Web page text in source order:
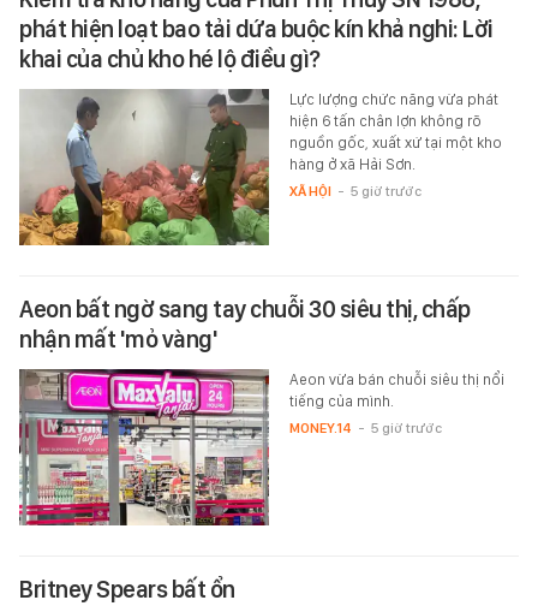
phát hiện loạt bao tải dứa buộc kín khả nghi: Lời
khai của chủ kho hé lộ điều gì?
Lực lượng chức năng vừa phát
hiện 6 tấn chân lợn không rõ
nguồn gốc, xuất xứ tại một kho
hàng ở xã Hải Sơn.
XÃ HỘI - 5 giờ trước
Aeon bất ngờ sang tay chuỗi 30 siêu thị, chấp
nhận mất 'mỏ vàng'
Aeon vừa bán chuỗi siêu thị nổi
tiếng của mình.
MONEY.14 - 5 giờ trước
Britney Spears bất ổn